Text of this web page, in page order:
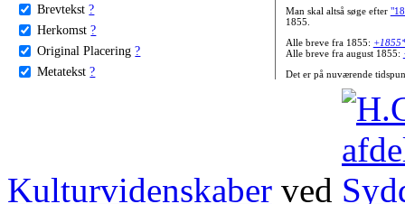
Brevtekst ?
Herkomst ?
Original Placering ?
Metatekst ?
Man skal altså søge efter
1855.
Alle breve fra 1855:
Alle breve fra august 1855:
Det er på nuværende
Kulturvidenskaber ved